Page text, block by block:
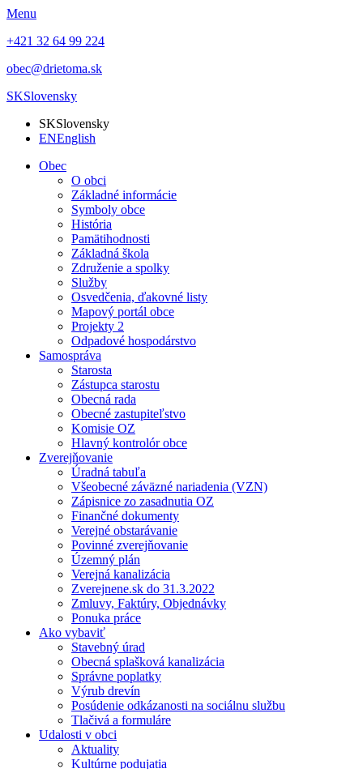
Menu
+421 32 64 99 224
obec@drietoma.sk
SKSlovensky
SKSlovensky
ENEnglish
Obec
O obci
Základné informácie
Symboly obce
História
Pamätihodnosti
Základná škola
Združenie a spolky
Služby
Osvedčenia, ďakovné listy
Mapový portál obce
Projekty 2
Odpadové hospodárstvo
Samospráva
Starosta
Zástupca starostu
Obecná rada
Obecné zastupiteľstvo
Komisie OZ
Hlavný kontrolór obce
Zverejňovanie
Úradná tabuľa
Všeobecné záväzné nariadenia (VZN)
Zápisnice zo zasadnutia OZ
Finančné dokumenty
Verejné obstarávanie
Povinné zverejňovanie
Územný plán
Verejná kanalizácia
Zverejnene.sk do 31.3.2022
Zmluvy, Faktúry, Objednávky
Ponuka práce
Ako vybaviť
Stavebný úrad
Obecná splašková kanalizácia
Správne poplatky
Výrub drevín
Posúdenie odkázanosti na sociálnu službu
Tlačivá a formuláre
Udalosti v obci
Aktuality
Kultúrne podujatia